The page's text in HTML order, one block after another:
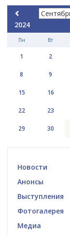
2024
Пн Вт
1 2
8 9
15 16
22 23
29 30
Новости
Анонсы
Выступления
Фотогалерея
Медиа